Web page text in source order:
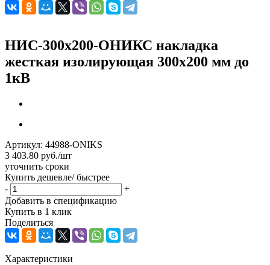
НИС-300х200-ОНИКС накладка
жесткая изолирующая 300х200 мм до
1кВ
Артикул: 44988-ONIKS
3 403.80 руб./шт
уточнить сроки
Купить дешевле/ быстрее
-
+
Добавить в спецификацию
Купить в 1 клик
Поделиться
Характеристики